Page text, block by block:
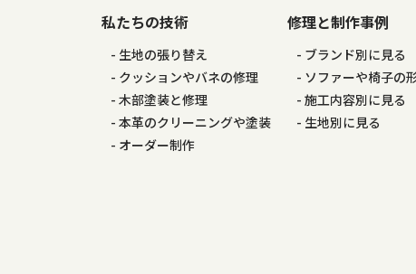
ゲ
ー
シ
私たちの技術
生地の張り替え
クッションやバネの修理
木部塗装と修理
本革のクリーニングや塗装
オーダー制作
修理と制作事例
ブランド別に見る
ソファーや椅子の
施工内容別に見る
生地別に見る